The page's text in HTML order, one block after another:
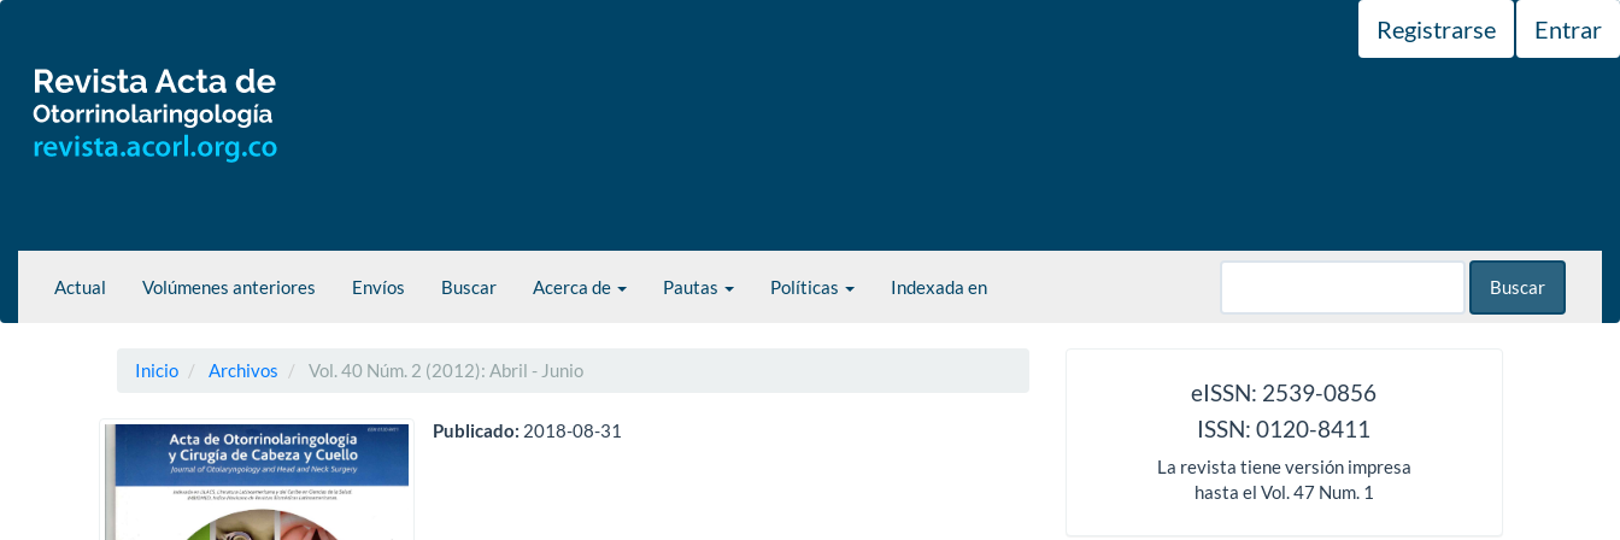
principal
Barra
lateral
Registrarse Entrar
Actual Volúmenes anteriores Envíos Buscar Acerca de Pautas Políticas Indexada en Buscar
Inicio Archivos Vol. 40 Núm. 2 (2012): Abril - Junio
Publicado: 2018-08-31
eISSN: 2539-0856
ISSN: 0120-8411
La revista tiene versión impresa
hasta el Vol. 47 Num. 1